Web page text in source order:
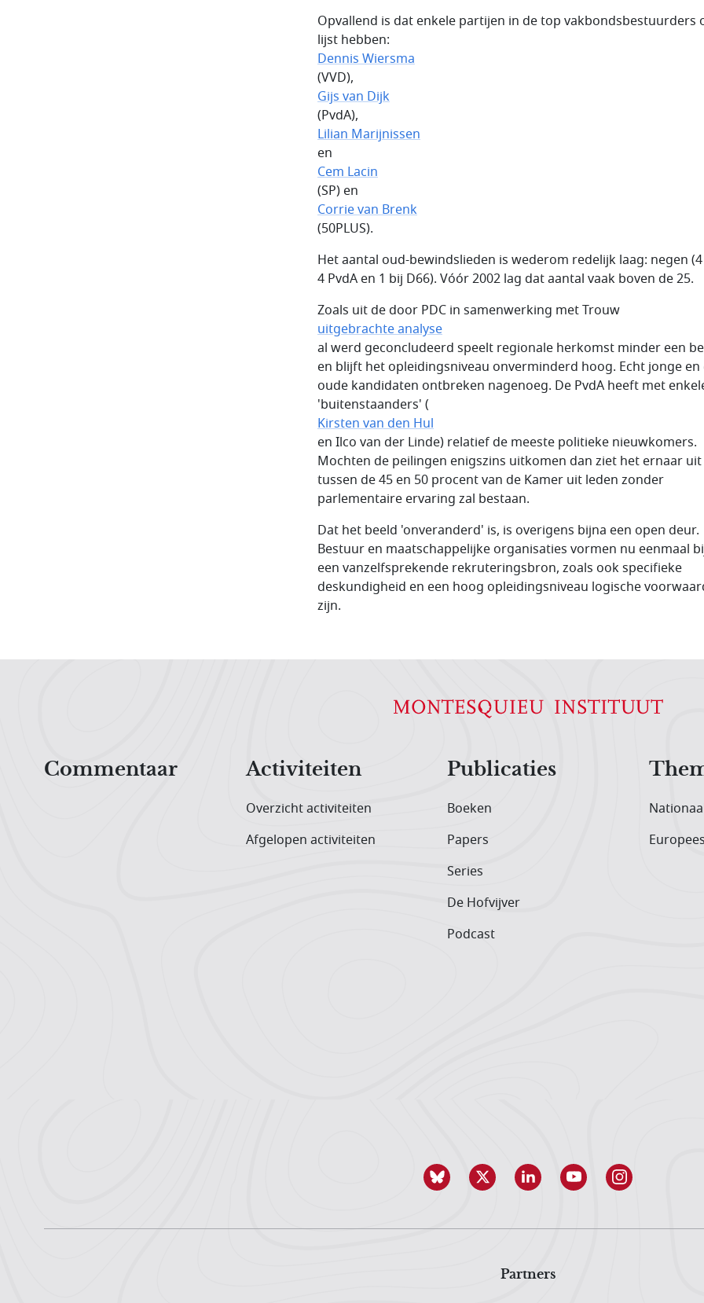
Opvallend is dat enkele partijen in de top vakbondsbestuurders
lijst hebben:
Dennis Wiersma
(VVD),
Gijs van Dijk
(PvdA),
Lilian Marijnissen
en
Cem Lacin
(SP) en
Corrie van Brenk
(50PLUS).
Het aantal oud-bewindslieden is wederom redelijk laag: negen (4
4 PvdA en 1 bij D66). Vóór 2002 lag dat aantal vaak boven de 25.
Zoals uit de door PDC in samenwerking met Trouw
uitgebrachte analyse
al werd geconcludeerd speelt regionale herkomst minder een
en blijft het opleidingsniveau onverminderd hoog. Echt jonge en
oude kandidaten ontbreken nagenoeg. De PvdA heeft met
'buitenstaanders' (
Kirsten van den Hul
en Ilco van der Linde) relatief de meeste politieke nieuwkomers.
Mochten de peilingen enigszins uitkomen dan ziet het ernaar
tussen de 45 en 50 procent van de Kamer uit leden zonder
parlementaire ervaring zal bestaan.
Dat het beeld 'onveranderd' is, is overigens bijna een open deur.
Bestuur en maatschappelijke organisaties vormen nu eenmaal
een vanzelfsprekende rekruteringsbron, zoals ook specifieke
deskundigheid en een hoog opleidingsniveau logische
zijn.
Commentaar
Activiteiten
Overzicht activiteiten
Afgelopen activiteiten
Publicaties
Boeken
Papers
Series
De Hofvijver
Podcast
Europees
Partners